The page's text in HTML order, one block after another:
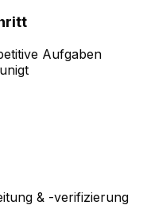
Aufgaben
& -verifizierung